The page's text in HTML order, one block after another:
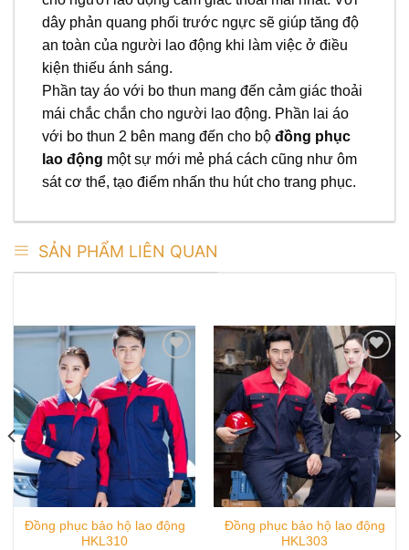
dây phản quang phối trước ngực sẽ giúp tăng độ
an toàn của người lao động khi làm việc ở điều
kiện thiếu ánh sáng.
Phần tay áo với bo thun mang đến cảm giác thoải
mái chắc chắn cho người lao động. Phần lai áo
với bo thun 2 bên mang đến cho bộ đồng phục
lao động một sự mới mẻ phá cách cũng như ôm
sát cơ thể, tạo điểm nhấn thu hút cho trang phục.
SẢN PHẨM LIÊN QUAN
wishlist
Đồng phục bảo hộ lao động
HKL310
Add to
wishlist
Đồng phục bảo hộ lao động
HKL303